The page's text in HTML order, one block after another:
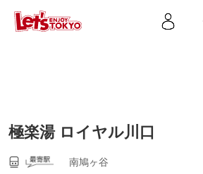
極楽湯 ロイヤル川口
南鳩ヶ谷